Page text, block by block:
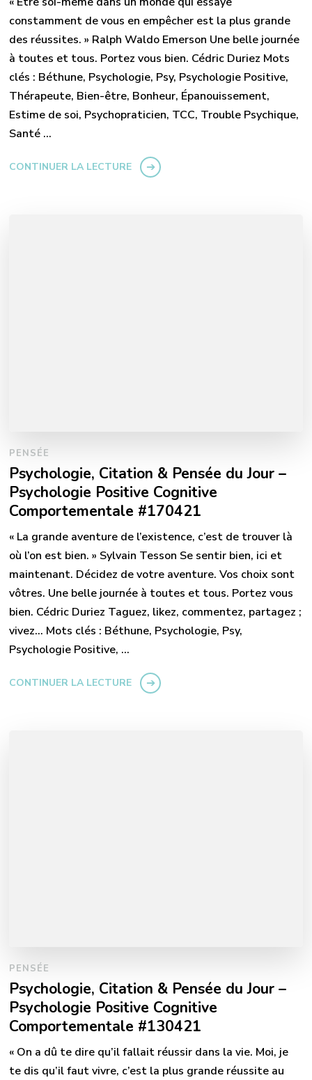
constamment de vous en empêcher est la plus grande
des réussites. » Ralph Waldo Emerson Une belle journée
à toutes et tous. Portez vous bien. Cédric Duriez Mots
clés : Béthune, Psychologie, Psy, Psychologie Positive,
Thérapeute, Bien-être, Bonheur, Épanouissement,
Estime de soi, Psychopraticien, TCC, Trouble Psychique,
Santé …
CONTINUER LA LECTURE
PENSÉE
Psychologie, Citation & Pensée du Jour –
Psychologie Positive Cognitive
Comportementale #170421
« La grande aventure de l’existence, c’est de trouver là
où l’on est bien. » Sylvain Tesson Se sentir bien, ici et
maintenant. Décidez de votre aventure. Vos choix sont
vôtres. Une belle journée à toutes et tous. Portez vous
bien. Cédric Duriez Taguez, likez, commentez, partagez ;
vivez… Mots clés : Béthune, Psychologie, Psy,
Psychologie Positive, …
CONTINUER LA LECTURE
PENSÉE
Psychologie, Citation & Pensée du Jour –
Psychologie Positive Cognitive
Comportementale #130421
« On a dû te dire qu’il fallait réussir dans la vie. Moi, je
te dis qu’il faut vivre, c’est la plus grande réussite au